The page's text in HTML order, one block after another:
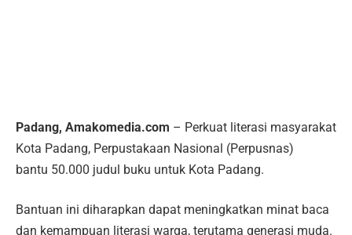
Padang, Amakomedia.com – Perkuat literasi masyarakat
Kota Padang, Perpustakaan Nasional (Perpusnas)
bantu 50.000 judul buku untuk Kota Padang.
Bantuan ini diharapkan dapat meningkatkan minat baca
dan kemampuan literasi warga, terutama generasi muda.